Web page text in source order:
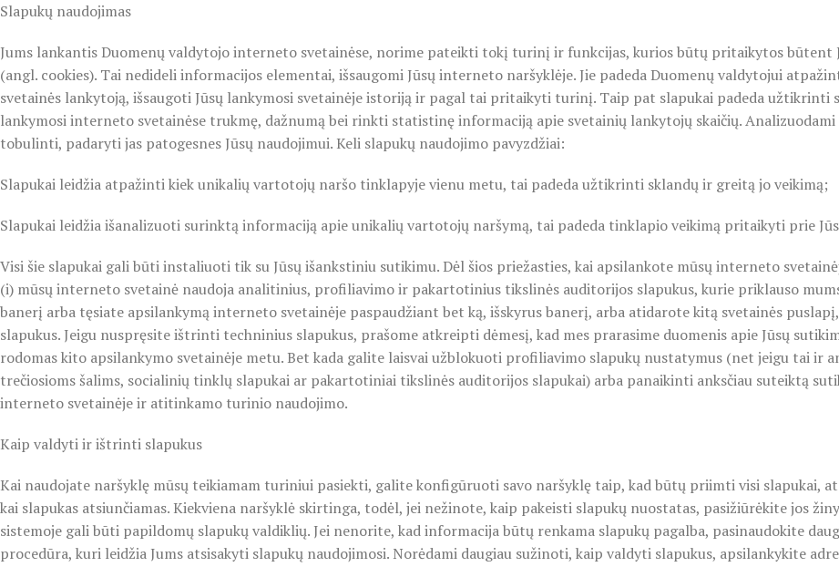
Slapukų naudojimas
Jums lankantis Duomenų valdytojo interneto svetainėse, norime pateikti tokį turinį ir funkcijas, kurios būtų pritaikytos būtent
(angl. cookies). Tai nedideli informacijos elementai, išsaugomi Jūsų interneto naršyklėje. Jie padeda Duomenų valdytojui
svetainės lankytoją, išsaugoti Jūsų lankymosi svetainėje istoriją ir pagal tai pritaikyti turinį. Taip pat slapukai padeda užtikrinti
lankymosi interneto svetainėse trukmę, dažnumą bei rinkti statistinę informaciją apie svetainių lankytojų skaičių. Analizuodami
tobulinti, padaryti jas patogesnes Jūsų naudojimui. Keli slapukų naudojimo pavyzdžiai:
Slapukai leidžia atpažinti kiek unikalių vartotojų naršo tinklapyje vienu metu, tai padeda užtikrinti sklandų ir greitą jo veikimą;
Slapukai leidžia išanalizuoti surinktą informaciją apie unikalių vartotojų naršymą, tai padeda tinklapio veikimą pritaikyti prie
Visi šie slapukai gali būti instaliuoti tik su Jūsų išankstiniu sutikimu. Dėl šios priežasties, kai apsilankote mūsų interneto
(i) mūsų interneto svetainė naudoja analitinius, profiliavimo ir pakartotinius tikslinės auditorijos slapukus, kurie priklauso
banerį arba tęsiate apsilankymą interneto svetainėje paspaudžiant bet ką, išskyrus banerį, arba atidarote kitą svetainės
slapukus. Jeigu nuspręsite ištrinti techninius slapukus, prašome atkreipti dėmesį, kad mes prarasime duomenis apie Jūsų
rodomas kito apsilankymo svetainėje metu. Bet kada galite laisvai užblokuoti profiliavimo slapukų nustatymus (net jeigu tai ir
trečiosioms šalims, socialinių tinklų slapukai ar pakartotiniai tikslinės auditorijos slapukai) arba panaikinti anksčiau suteiktą
interneto svetainėje ir atitinkamo turinio naudojimo.
Kaip valdyti ir ištrinti slapukus
Kai naudojate naršyklę mūsų teikiamam turiniui pasiekti, galite konfigūruoti savo naršyklę taip, kad būtų priimti visi slapukai,
kai slapukas atsiunčiamas. Kiekviena naršyklė skirtinga, todėl, jei nežinote, kaip pakeisti slapukų nuostatas, pasižiūrėkite jos
sistemoje gali būti papildomų slapukų valdiklių. Jei nenorite, kad informacija būtų renkama slapukų pagalba, pasinaudokite
procedūra, kuri leidžia Jums atsisakyti slapukų naudojimosi. Norėdami daugiau sužinoti, kaip valdyti slapukus, apsilankykite